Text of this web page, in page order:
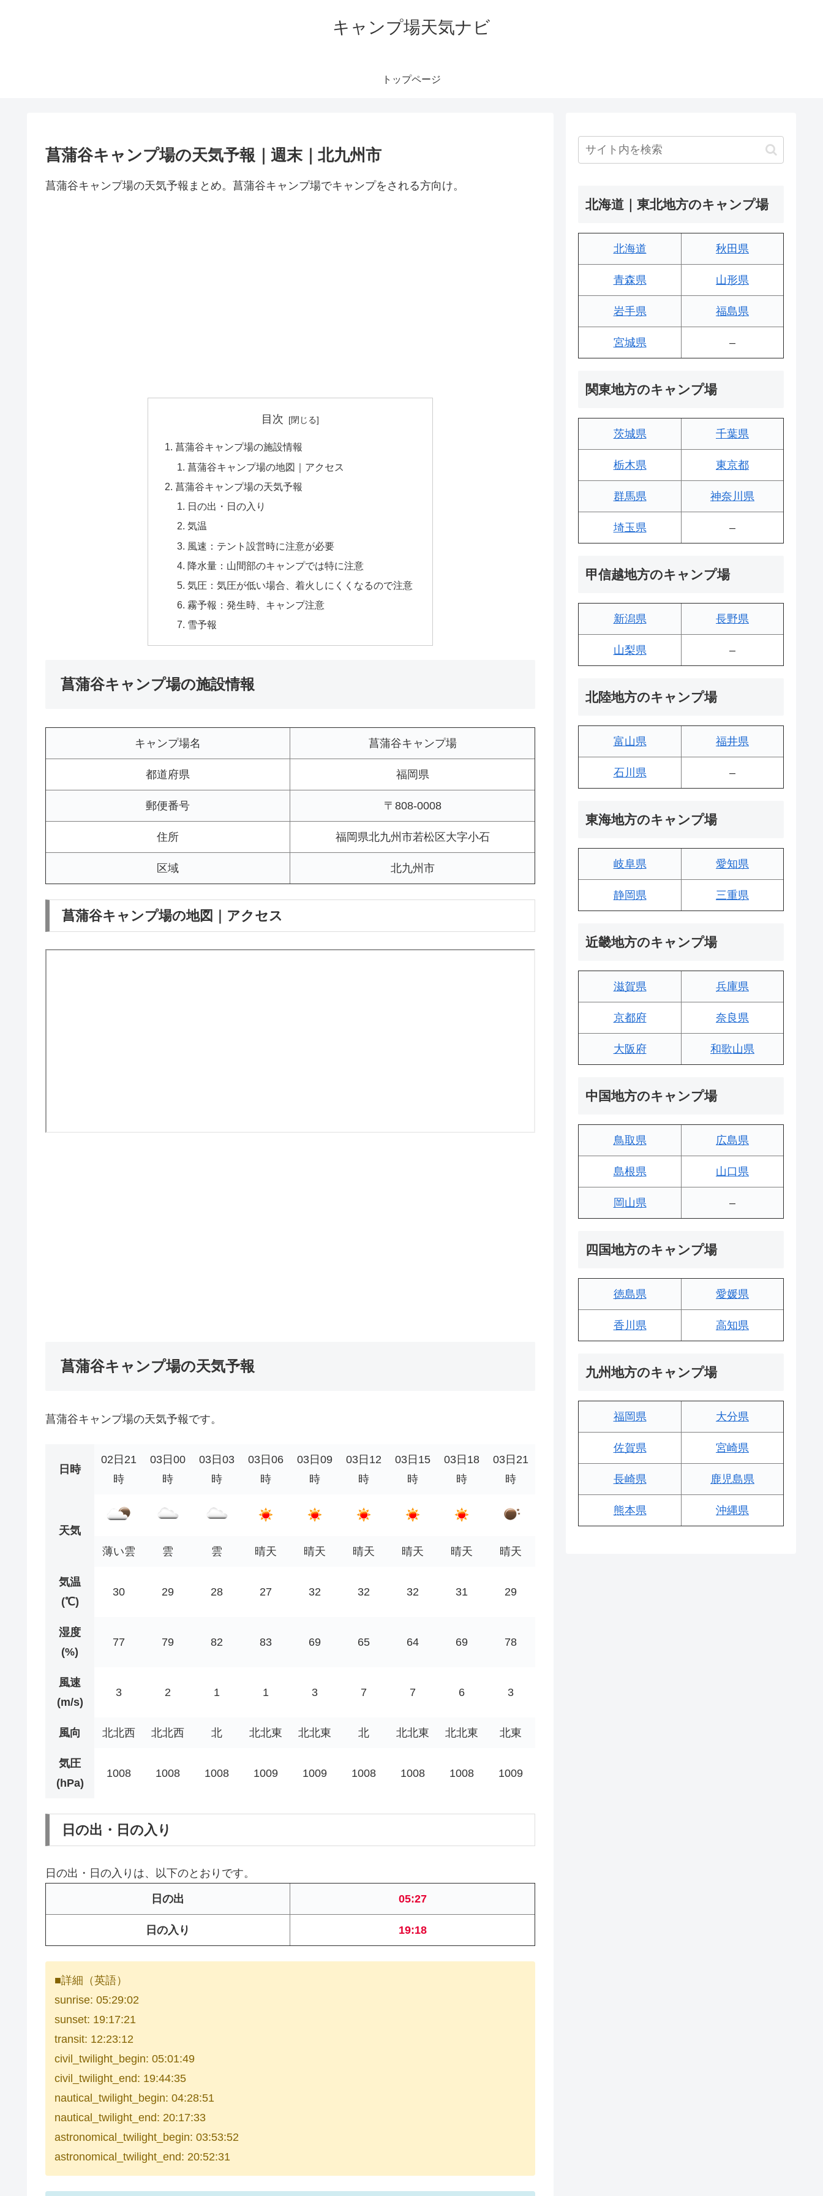
キャンプ場天気ナビ
トップページ
菖蒲谷キャンプ場の天気予報｜週末｜北九州市
菖蒲谷キャンプ場の天気予報まとめ。菖蒲谷キャンプ場でキャンプをされる方向け。
目次
菖蒲谷キャンプ場の施設情報
菖蒲谷キャンプ場の地図｜アクセス
菖蒲谷キャンプ場の天気予報
日の出・日の入り
気温
風速：テント設営時に注意が必要
降水量：山間部のキャンプでは特に注意
気圧：気圧が低い場合、着火しにくくなるので注意
霧予報：発生時、キャンプ注意
雪予報
菖蒲谷キャンプ場の施設情報
キャンプ場名 菖蒲谷キャンプ場
都道府県 福岡県
郵便番号 〒808-0008
住所 福岡県北九州市若松区大字小石
区域 北九州市
菖蒲谷キャンプ場の地図｜アクセス
菖蒲谷キャンプ場の天気予報
菖蒲谷キャンプ場の天気予報です。
日時
02日21
時
03日00
時
03日03
時
03日06
時
03日09
時
03日12
時
03日15
時
03日18
時
03日21
時
天気
薄い雲
雲 雲 晴天 晴天 晴天 晴天 晴天 晴天
気温
(℃)
30 29 28 27 32 32 32 31 29
湿度
(%)
77 79 82 83 69 65 64 69 78
風速
(m/s)
3 2 1 1 3 7 7 6 3
風向 北北西 北北西 北 北北東 北北東 北 北北東 北北東 北東
気圧
(hPa)
1008 1008 1008 1009 1009 1008 1008 1008 1009
日の出・日の入り
日の出・日の入りは、以下のとおりです。
日の出 05:27
日の入り 19:18
■詳細（英語）
sunrise: 05:29:02
sunset: 19:17:21
transit: 12:23:12
civil_twilight_begin: 05:01:49
civil_twilight_end: 19:44:35
nautical_twilight_begin: 04:28:51
nautical_twilight_end: 20:17:33
astronomical_twilight_begin: 03:53:52
astronomical_twilight_end: 20:52:31
北海道｜東北地方のキャンプ場
北海道 秋田県
青森県 山形県
岩手県 福島県
宮城県 –
関東地方のキャンプ場
茨城県 千葉県
栃木県 東京都
群馬県 神奈川県
埼玉県 –
甲信越地方のキャンプ場
新潟県 長野県
山梨県 –
北陸地方のキャンプ場
富山県 福井県
石川県 –
東海地方のキャンプ場
岐阜県 愛知県
静岡県 三重県
近畿地方のキャンプ場
滋賀県 兵庫県
京都府 奈良県
大阪府 和歌山県
中国地方のキャンプ場
鳥取県 広島県
島根県 山口県
岡山県 –
四国地方のキャンプ場
徳島県 愛媛県
香川県 高知県
九州地方のキャンプ場
福岡県 大分県
佐賀県 宮崎県
長崎県 鹿児島県
熊本県 沖縄県